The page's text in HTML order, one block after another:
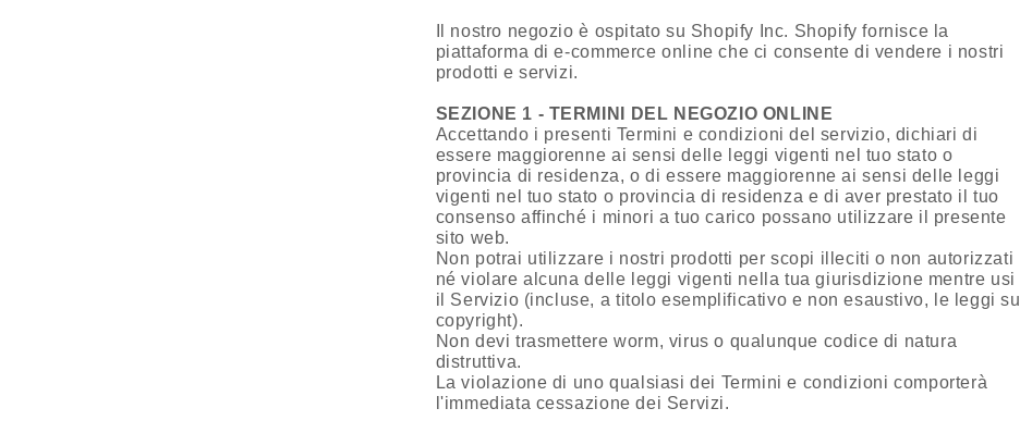
Il nostro negozio è ospitato su Shopify Inc. Shopify fornisce la
piattaforma di e-commerce online che ci consente di vendere i nostri
prodotti e servizi.
SEZIONE 1 - TERMINI DEL NEGOZIO ONLINE
Accettando i presenti Termini e condizioni del servizio, dichiari di
essere maggiorenne ai sensi delle leggi vigenti nel tuo stato o
provincia di residenza, o di essere maggiorenne ai sensi delle leggi
vigenti nel tuo stato o provincia di residenza e di aver prestato il tuo
consenso affinché i minori a tuo carico possano utilizzare il presente
sito web.
Non potrai utilizzare i nostri prodotti per scopi illeciti o non autorizzati
né violare alcuna delle leggi vigenti nella tua giurisdizione mentre usi
il Servizio (incluse, a titolo esemplificativo e non esaustivo, le leggi sul
copyright).
Non devi trasmettere worm, virus o qualunque codice di natura
distruttiva.
La violazione di uno qualsiasi dei Termini e condizioni comporterà
l'immediata cessazione dei Servizi.